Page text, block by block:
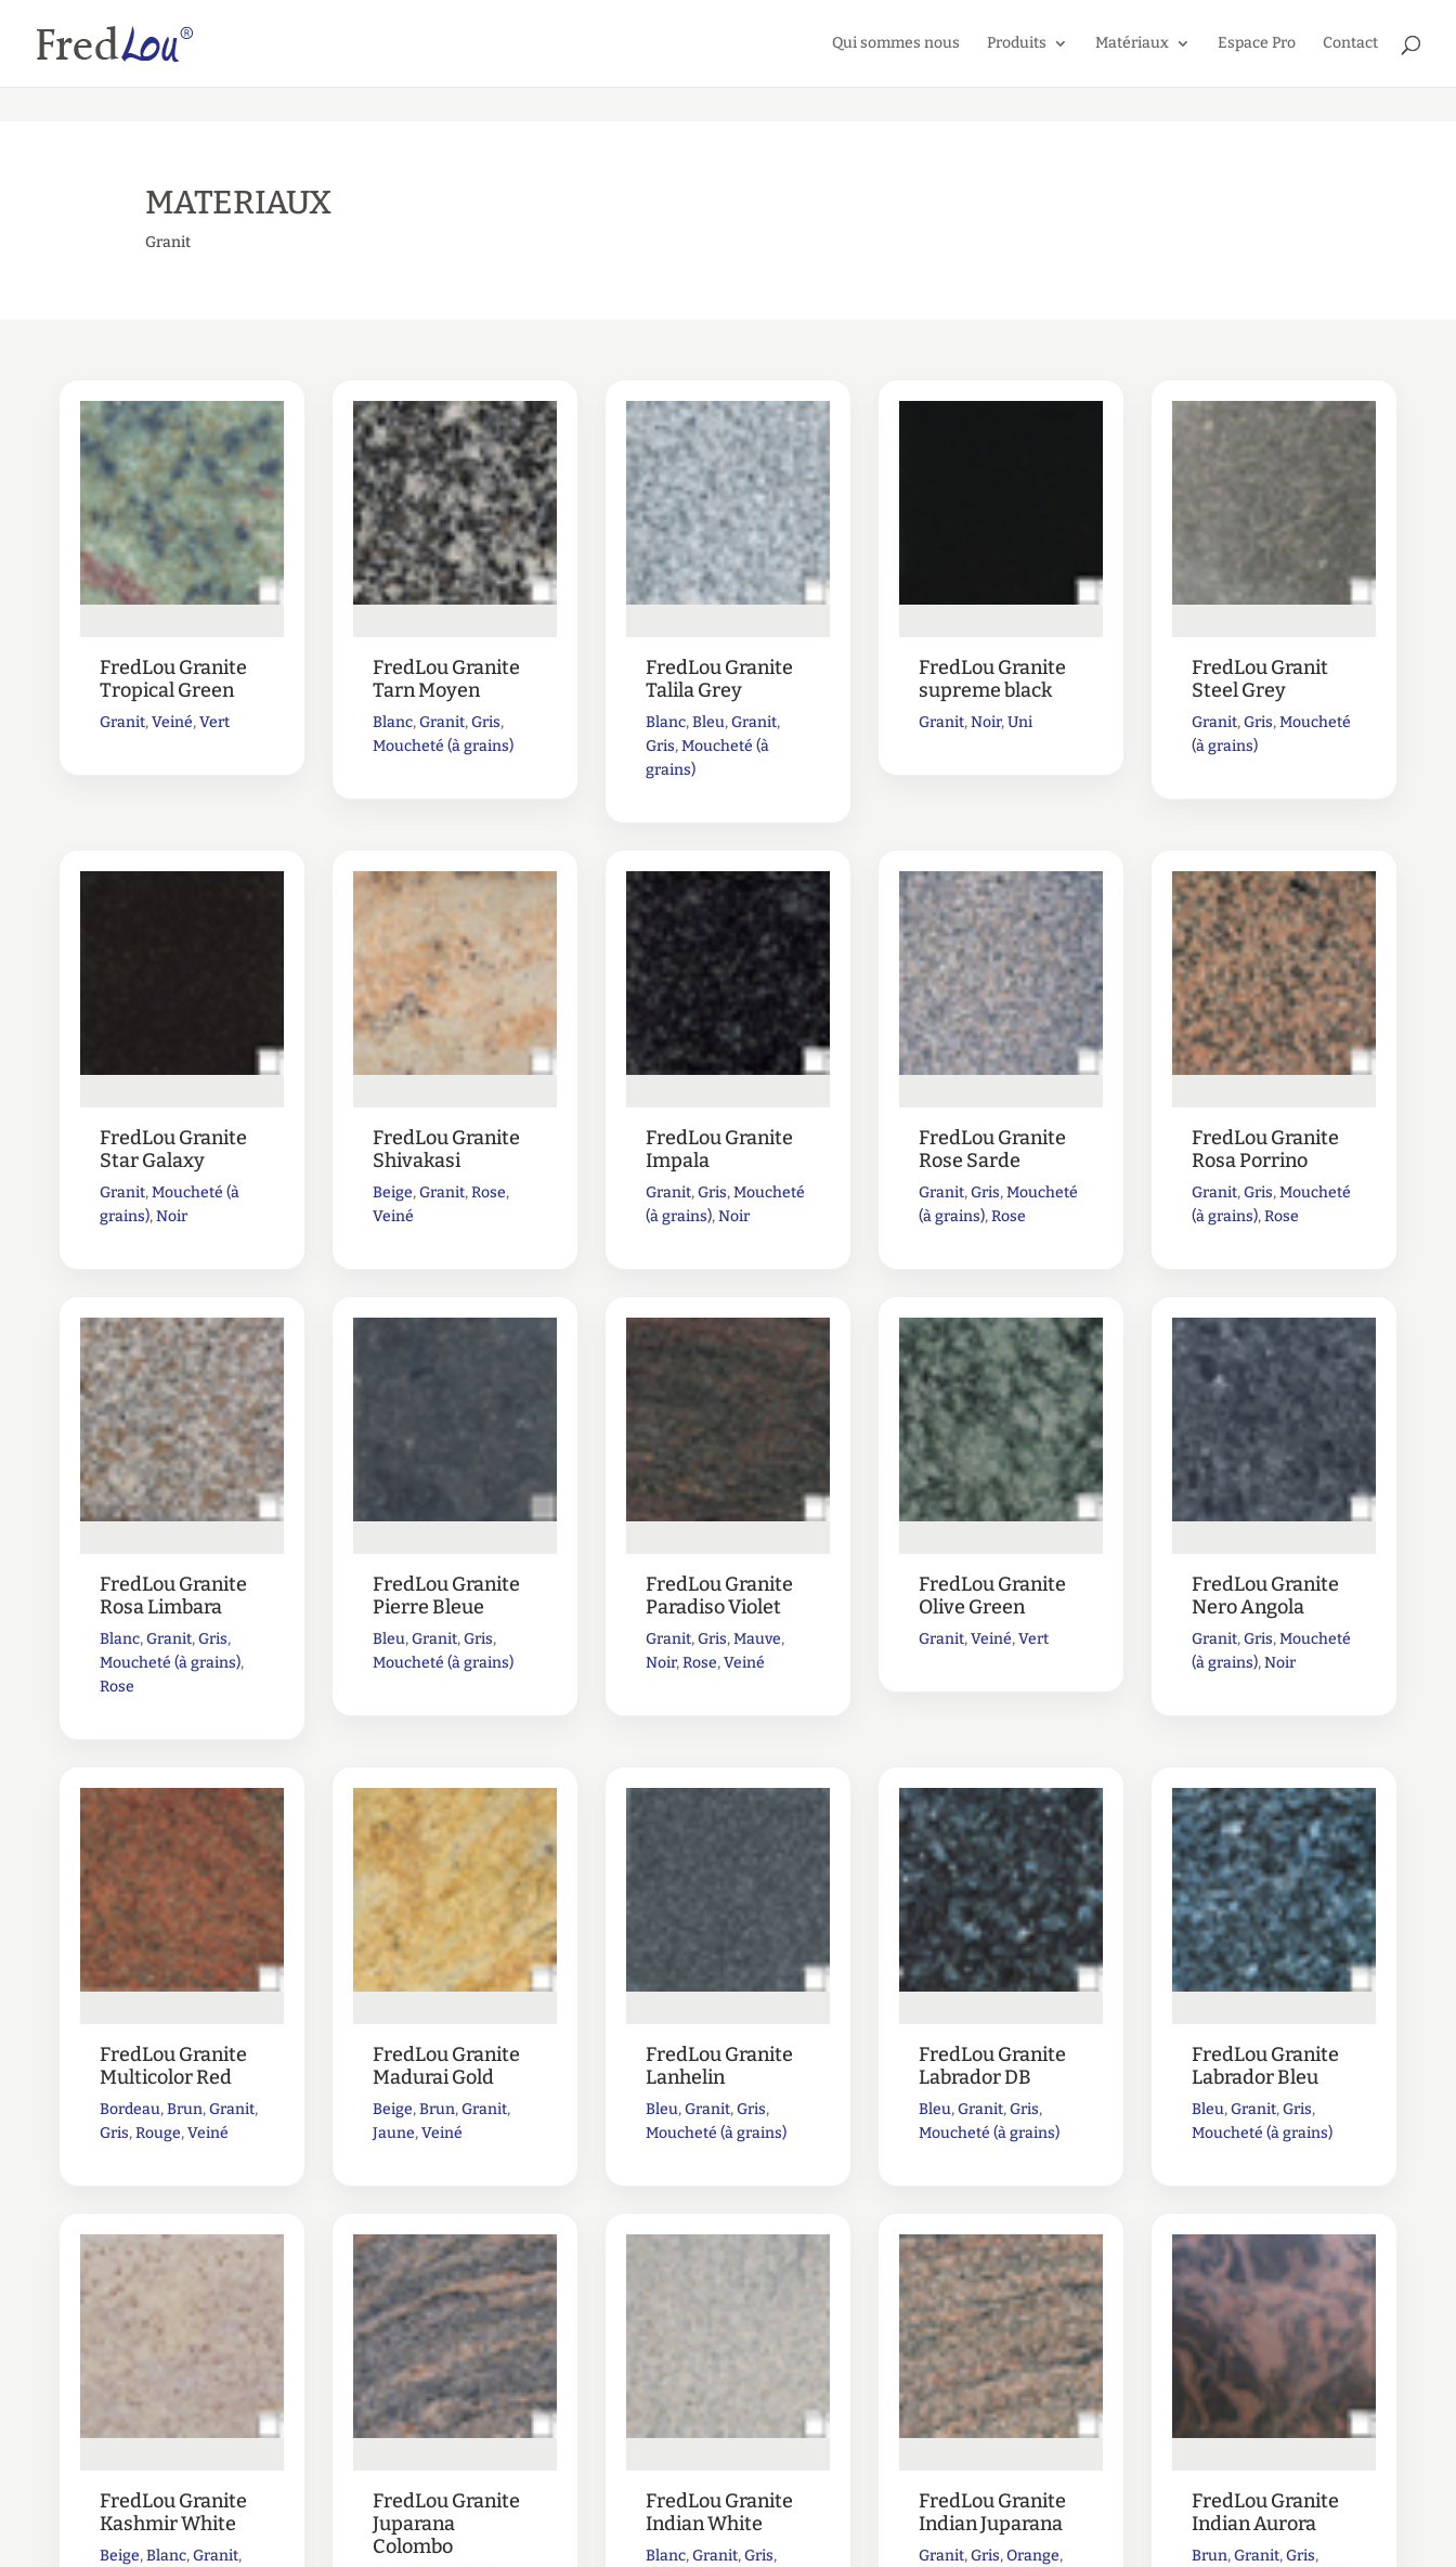
Qui sommes nous Produits Matériaux Espace Pro Contact
MATERIAUX
Granit
FredLou Granite
Tropical Green
Granit,Veiné,Vert
FredLou Granite
Tarn Moyen
Blanc,Granit,Gris,
Moucheté (à grains)
FredLou Granite
Talila Grey
Blanc,Bleu,Granit,
Gris,Moucheté (à
grains)
FredLou Granite
supreme black
Granit,Noir,Uni
FredLou Granit
Steel Grey
Granit,Gris,Moucheté
(à grains)
FredLou Granite
Star Galaxy
Granit,Moucheté (à
grains),Noir
FredLou Granite
Shivakasi
Beige,Granit,Rose,
Veiné
FredLou Granite
Impala
Granit,Gris,Moucheté
(à grains),Noir
FredLou Granite
Rose Sarde
Granit,Gris,Moucheté
(à grains),Rose
FredLou Granite
Rosa Porrino
Granit,Gris,Moucheté
(à grains),Rose
FredLou Granite
Rosa Limbara
Blanc,Granit,Gris,
Moucheté (à grains),
Rose
FredLou Granite
Pierre Bleue
Bleu,Granit,Gris,
Moucheté (à grains)
FredLou Granite
Paradiso Violet
Granit,Gris,Mauve,
Noir,Rose,Veiné
FredLou Granite
Olive Green
Granit,Veiné,Vert
FredLou Granite
Nero Angola
Granit,Gris,Moucheté
(à grains),Noir
FredLou Granite
Multicolor Red
Bordeau,Brun,Granit,
Gris,Rouge,Veiné
FredLou Granite
Madurai Gold
Beige,Brun,Granit,
Jaune,Veiné
FredLou Granite
Lanhelin
Bleu,Granit,Gris,
Moucheté (à grains)
FredLou Granite
Labrador DB
Bleu,Granit,Gris,
Moucheté (à grains)
FredLou Granite
Labrador Bleu
Bleu,Granit,Gris,
Moucheté (à grains)
FredLou Granite
Kashmir White
Beige,Blanc,Granit,
FredLou Granite
Juparana
Colombo
FredLou Granite
Indian White
Blanc,Granit,Gris,
FredLou Granite
Indian Juparana
Granit,Gris,Orange,
FredLou Granite
Indian Aurora
Brun,Granit,Gris,